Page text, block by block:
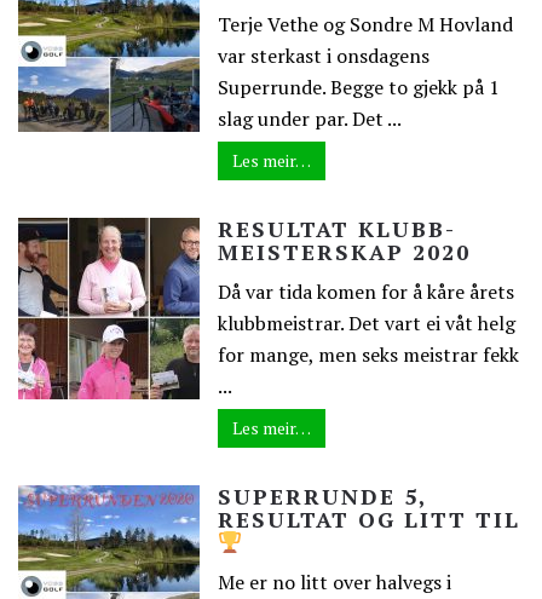
Terje Vethe og Sondre M Hovland
var sterkast i onsdagens
Superrunde. Begge to gjekk på 1
slag under par. Det ...
Les meir…
RESULTAT KLUBB-
MEISTERSKAP 2020
Då var tida komen for å kåre årets
klubbmeistrar. Det vart ei våt helg
for mange, men seks meistrar fekk
...
Les meir…
SUPERRUNDE 5,
RESULTAT OG LITT TIL
Me er no litt over halvegs i